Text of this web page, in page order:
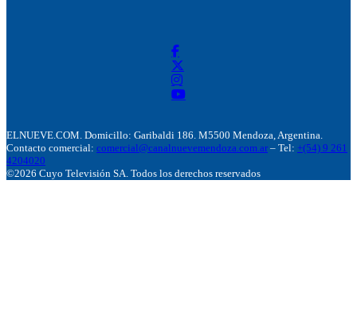
ELNUEVE.COM. Domicillo: Garibaldi 186. M5500 Mendoza, Argentina.
Contacto comercial: comercial@canalnuevemendoza.com.ar – Tel: +(54) 9 261
4204020
©2026 Cuyo Televisión SA. Todos los derechos reservados